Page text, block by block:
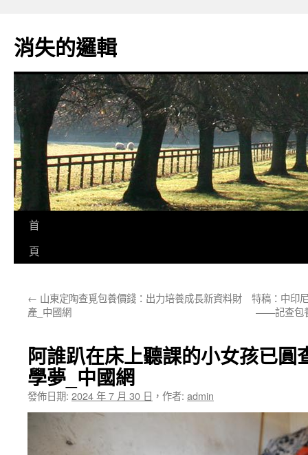
主
要
消失的邏輯
首
頁
← 山東定陶查覓包養價錢：出力培養成長新資料財
產_中國網
特稿：中印
——記查包
阿誰趴在床上聽課的小女孩已圓
學夢_中國網
發佈日期: 2024 年 7 月 30 日 ， 作者: admin